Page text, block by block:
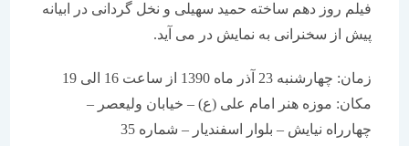
فیلم روز دهم ساخته حمید سهیلی و نخل گردانی در ابیانه
پیش از سخنرانی به نمایش در می آید.
زمان: چهارشنبه 23 آذر ماه 1390 از ساعت 16 الی 19
مکان: موزه هنر امام علی (ع) – خیابان ولیعصر –
چهارراه نیایش – بلوار اسفندیار – شماره 35